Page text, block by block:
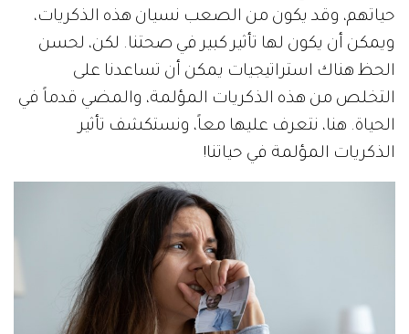
حياتهم، وقد يكون من الصعب نسيان هذه الذكريات،
ويمكن أن يكون لها تأثير كبير في صحتنا. لكن، لحسن
الحظ هناك استراتيجيات يمكن أن تساعدنا على
التخلص من هذه الذكريات المؤلمة، والمضي قدماً في
الحياة. هنا، نتعرف عليها معاً، ونستكشف تأثير
الذكريات المؤلمة في حياتنا!